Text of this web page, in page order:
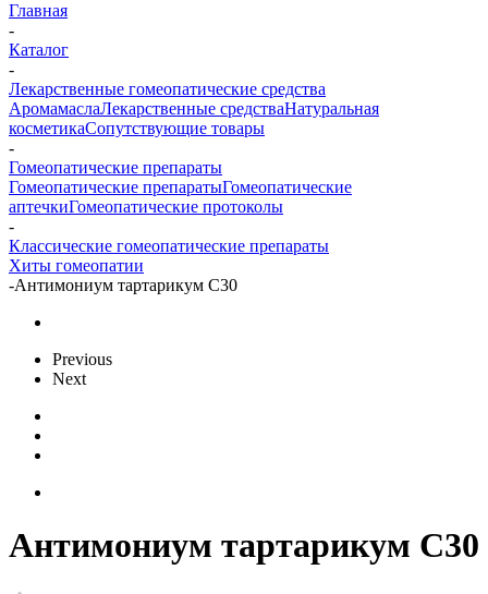
Главная
-
Каталог
-
Лекарственные гомеопатические средства
АромамаслаЛекарственные средстваНатуральная
косметикаСопутствующие товары
-
Гомеопатические препараты
Гомеопатические препаратыГомеопатические
аптечкиГомеопатические протоколы
-
Классические гомеопатические препараты
Хиты гомеопатии
-Антимониум тартарикум С30
Previous
Next
Антимониум тартарикум С30